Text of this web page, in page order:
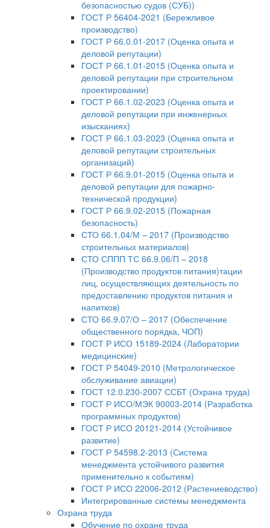
безопасностью судов (СУБ))
ГОСТ Р 56404-2021 (Бережливое
производство)
ГОСТ Р 66.0.01-2017 (Оценка опыта и
деловой репутации)
ГОСТ Р 66.1.01-2015 (Оценка опыта и
деловой репутации при строительном
проектировании)
ГОСТ Р 66.1.02-2023 (Оценка опыта и
деловой репутации при инженерных
изысканиях)
ГОСТ Р 66.1.03-2023 (Оценка опыта и
деловой репутации строительных
организаций)
ГОСТ Р 66.9.01-2015 (Оценка опыта и
деловой репутации для пожарно-
технической продукции)
ГОСТ Р 66.9.02-2015 (Пожарная
безопасность)
СТО 66.1.04/М – 2017 (Производство
строительных материалов)
СТО СППП ТС 66.9.06/П – 2018
(Производство продуктов питания)тации
лиц, осуществляющих деятельность по
предоставлению продуктов питания и
напитков)
СТО 66.9.07/О – 2017 (Обеспечение
общественного порядка, ЧОП)
ГОСТ Р ИСО 15189-2024 (Лаборатории
медицинские)
ГОСТ Р 54049-2010 (Метрологическое
обслуживание авиации)
ГОСТ 12.0.230-2007 ССБТ (Охрана труда)
ГОСТ Р ИСО/МЭК 90003-2014 (Разработка
программных продуктов)
ГОСТ Р ИСО 20121-2014 (Устойчивое
развитие)
ГОСТ Р 54598.2-2013 (Система
менеджмента устойчивого развития
применительно к событиям)
ГОСТ Р ИСО 22006-2012 (Растениеводство)
Интегрированные системы менеджмента
Охрана труда
Обучение по охране труда